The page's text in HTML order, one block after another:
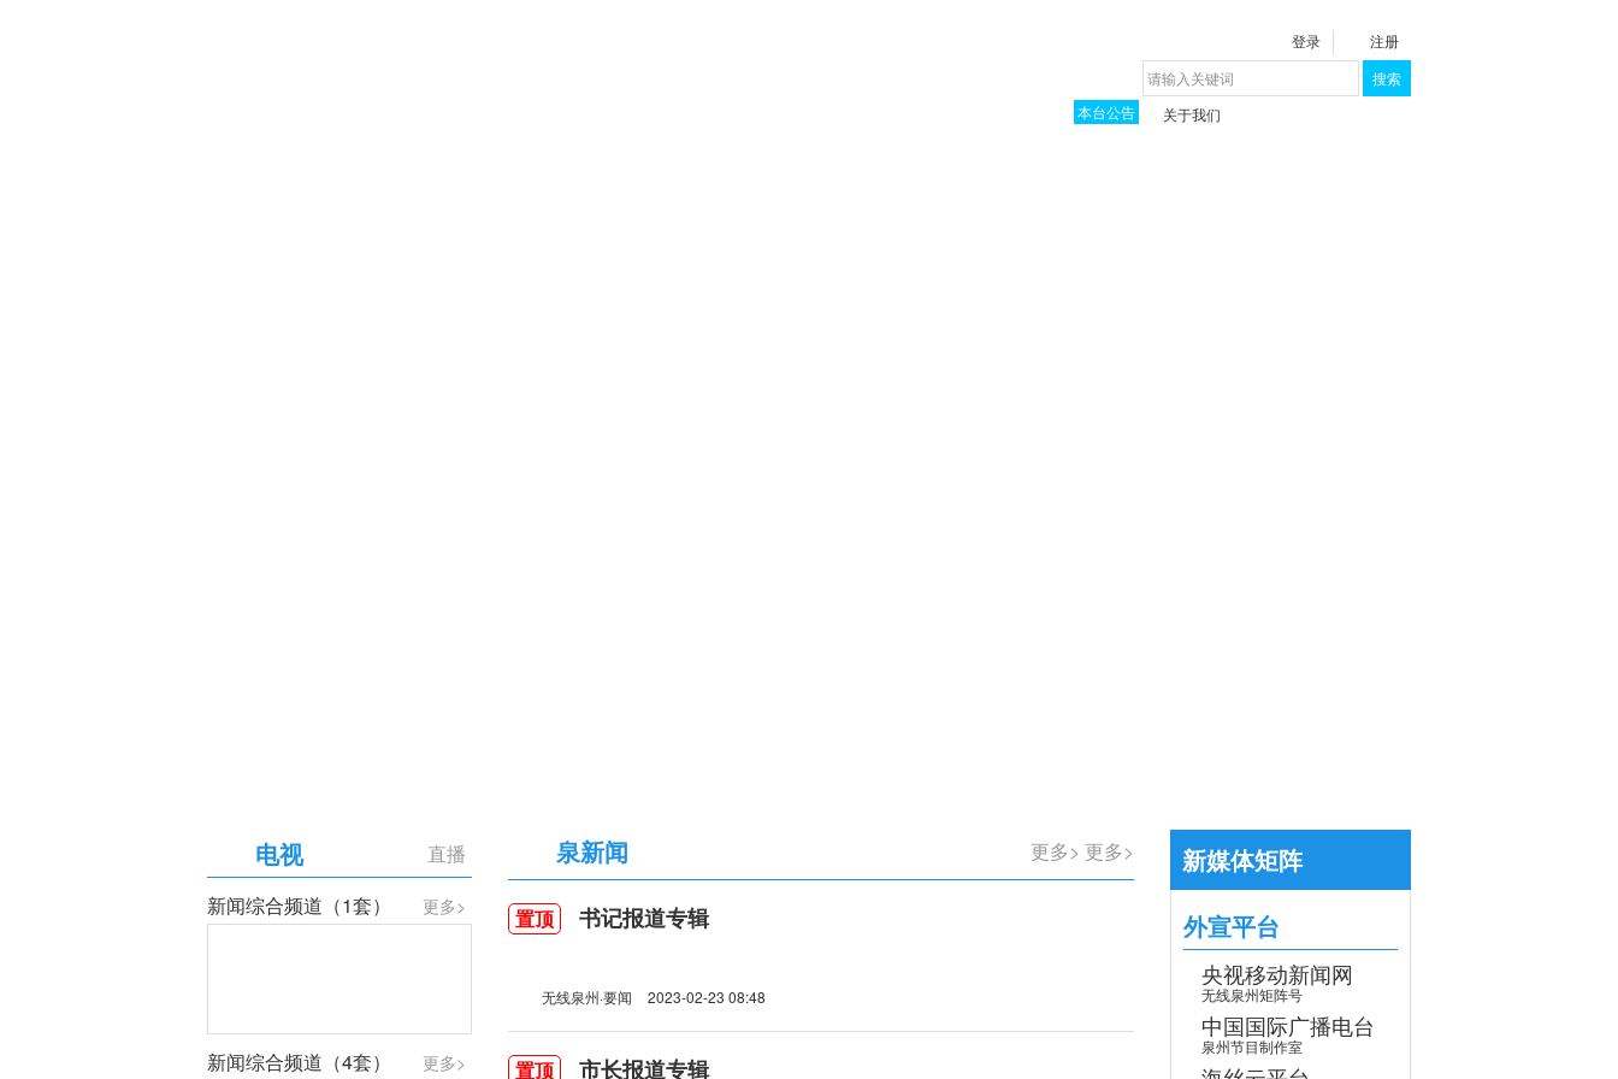
登录
注册
搜索
本台公告
关于我们
直播
电视
更多>
新闻综合频道（1套）
更多>
新闻综合频道（4套）
更多> 更多>
泉新闻
置顶 书记报道专辑
无线泉州·要闻 2023-02-23 08:48
置顶 市长报道专辑
新媒体矩阵
外宣平台
央视移动新闻网
无线泉州矩阵号
中国国际广播电台
泉州节目制作室